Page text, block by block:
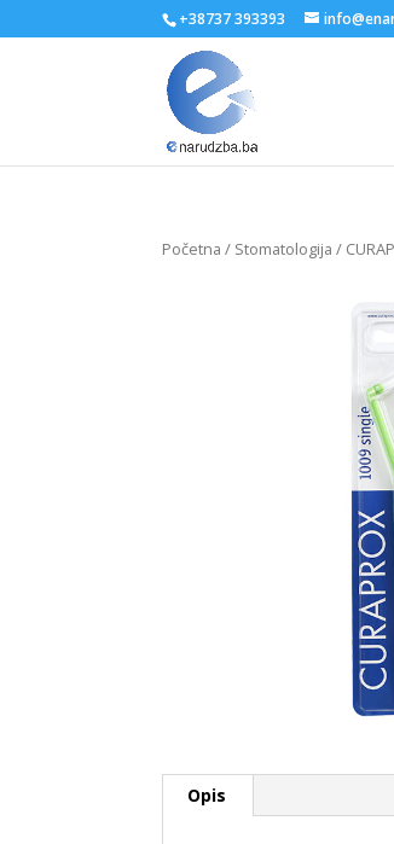
+38737 393393
Početna / Stomatologija /
Opis